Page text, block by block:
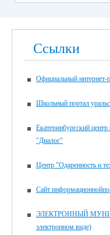
Ссылки
Официальный интернет-
Школьный портал
Екатеринбургский
"Диалог"
Центр "Одаренность и
Сайт
ЭЛЕКТРОННЫЙ
электронном виде)